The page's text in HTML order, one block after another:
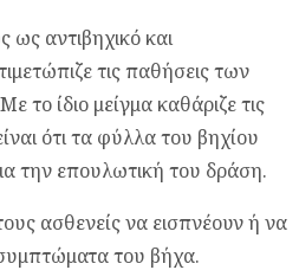
ως αντιβηχικό και
τις παθήσεις των
το ίδιο μείγμα καθάριζε τις
ότι τα φύλλα του βηχίου
την επουλωτική του δράση.
ασθενείς να εισπνέουν ή να
του βήχα.